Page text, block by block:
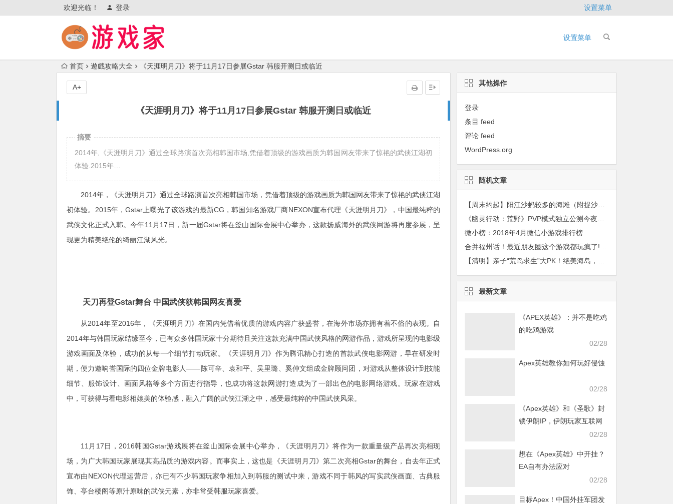
欢迎光临！ 登录 设置菜单
设置菜单
首页 遊戲攻略大全 《天涯明月刀》将于11月17日参展Gstar 韩服开测日或临近
《天涯明月刀》将于11月17日参展Gstar 韩服开测日或临近
A+
摘要
2014年,《天涯明月刀》通过全球路演首次亮相韩国市场,凭借着顶级的游戏画质为韩国网友带来了惊艳的武侠江湖初
体验.2015年…
2014年，《天涯明月刀》通过全球路演首次亮相韩国市场，凭借着顶级的游戏画质为韩国网友带来了惊艳的武侠江湖
初体验。2015年，Gstar上曝光了该游戏的最新CG，韩国知名游戏厂商NEXON宣布代理《天涯明月刀》，中国最纯粹的
武侠文化正式入韩。今年11月17日，新一届Gstar将在釜山国际会展中心举办，这款扬威海外的武侠网游将再度参展，呈
现更为精美绝伦的绮丽江湖风光。
天刀再登Gstar舞台 中国武侠获韩国网友喜爱
从2014年至2016年，《天涯明月刀》在国内凭借着优质的游戏内容广获盛誉，在海外市场亦拥有着不俗的表现。自
2014年与韩国玩家结缘至今，已有众多韩国玩家十分期待且关注这款充满中国武侠风格的网游作品，游戏所呈现的电影级
游戏画面及体验，成功的从每一个细节打动玩家。《天涯明月刀》作为腾讯精心打造的首款武侠电影网游，早在研发时
期，便力邀响誉国际的四位金牌电影人——陈可辛、袁和平、吴里璐、奚仲文组成金牌顾问团，对游戏从整体设计到技能
细节、服饰设计、画面风格等多个方面进行指导，也成功将这款网游打造成为了一部出色的电影网络游戏。玩家在游戏
中，可获得与看电影相媲美的体验感，融入广阔的武侠江湖之中，感受最纯粹的中国武侠风采。
11月17日，2016韩国Gstar游戏展将在釜山国际会展中心举办，《天涯明月刀》将作为一款重量级产品再次亮相现
场，为广大韩国玩家展现其高品质的游戏内容。而事实上，这也是《天涯明月刀》第二次亮相Gstar的舞台，自去年正式
宣布由NEXON代理运营后，亦已有不少韩国玩家争相加入到韩服的测试中来，游戏不同于韩风的写实武侠画面、古典服
饰、亭台楼阁等原汁原味的武侠元素，亦非常受韩服玩家喜爱。
其他操作
登录
条目 feed
评论 feed
WordPress.org
随机文章
【周末约起】阳江沙蚂较多的海滩（附捉沙蚂攻略）
微小榜：2018年4月微信小游戏排行榜
最新文章
《APEX英雄》：并不是吃鸡
的吃鸡游戏
02/28
Apex英雄教你如何玩好侵蚀
02/28
《Apex英雄》和《圣歌》封
锁伊朗IP，伊朗玩家互联网
02/28
想在《Apex英雄》中开挂？
EA自有办法应对
02/28
目标Apex！中国外挂军团发